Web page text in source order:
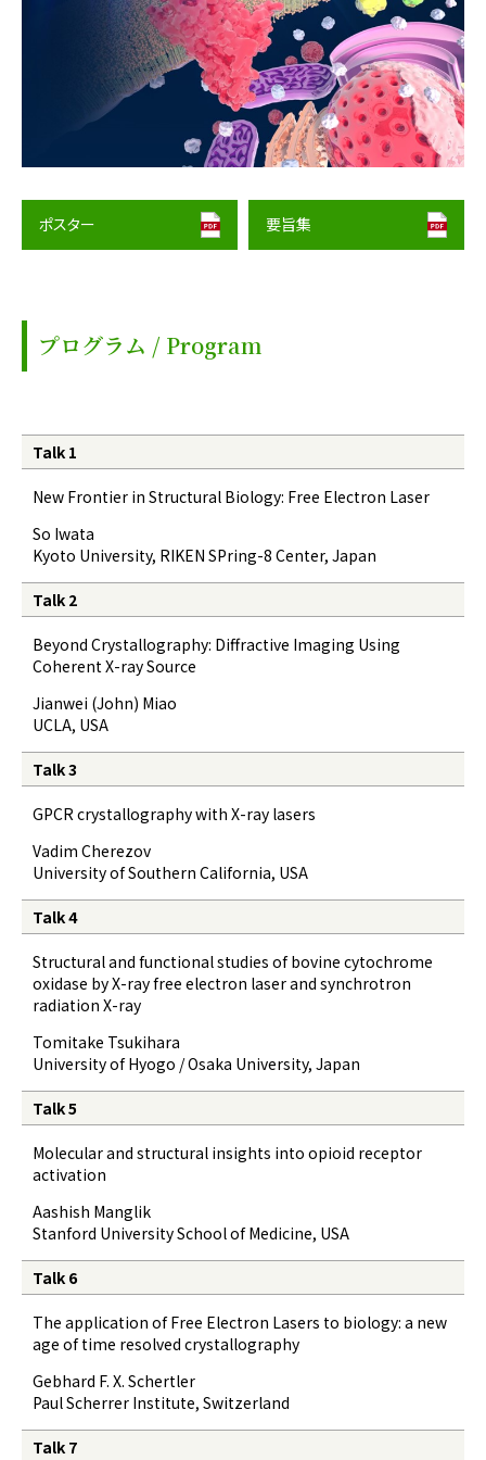
ポスター 要旨集
プログラム / Program
Talk 1
New Frontier in Structural Biology: Free Electron Laser
So Iwata
Kyoto University, RIKEN SPring-8 Center, Japan
Talk 2
Beyond Crystallography: Diffractive Imaging Using
Coherent X-ray Source
Jianwei (John) Miao
UCLA, USA
Talk 3
GPCR crystallography with X-ray lasers
Vadim Cherezov
University of Southern California, USA
Talk 4
Structural and functional studies of bovine cytochrome
oxidase by X-ray free electron laser and synchrotron
radiation X-ray
Tomitake Tsukihara
University of Hyogo / Osaka University, Japan
Talk 5
Molecular and structural insights into opioid receptor
activation
Aashish Manglik
Stanford University School of Medicine, USA
Talk 6
The application of Free Electron Lasers to biology: a new
age of time resolved crystallography
Gebhard F. X. Schertler
Paul Scherrer Institute, Switzerland
Talk 7